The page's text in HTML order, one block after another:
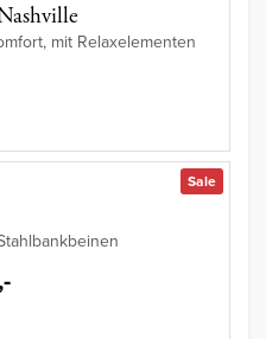
mit Relaxelementen
Sale